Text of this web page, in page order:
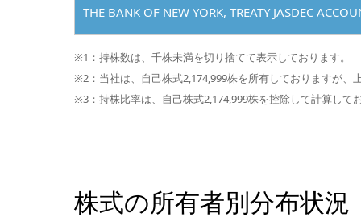
THE BANK OF NEW YORK, TREATY JASDEC
※1：持株数は、千株未満を切り捨てて表示しております。
※2：当社は、自己株式2,174,999株を所有しておりますが、
※3：持株比率は、自己株式2,174,999株を控除して計算して
株式の所有者別分布状況